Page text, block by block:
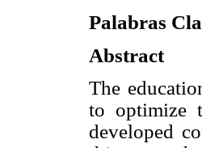
Palabras
Abstract
The
to optimize
developed